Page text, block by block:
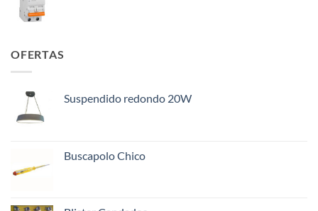
OFERTAS
Suspendido redondo 20W
Buscapolo Chico